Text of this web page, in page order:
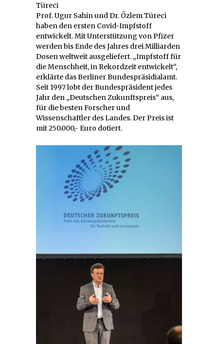
Türeci
Prof. Ugur Sahin und Dr. Özlem Türeci
haben den ersten Covid-Impfstoff
entwickelt. Mit Unterstützung von Pfizer
werden bis Ende des Jahres drei Milliarden
Dosen weltweit ausgeliefert. „Impfstoff für
die Menschheit, in Rekordzeit entwickelt“,
erklärte das Berliner Bundespräsidialamt.
Seit 1997 lobt der Bundespräsident jedes
Jahr den „Deutschen Zukunftspreis“ aus,
für die besten Forscher und
Wissenschaftler des Landes. Der Preis ist
mit 250.000,- Euro dotiert.